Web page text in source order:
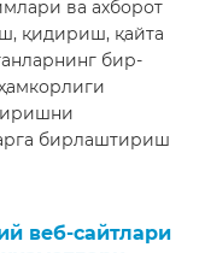
ва ахборот
қидириш, қайта
бир-
бирлаштириш
веб-сайтлари